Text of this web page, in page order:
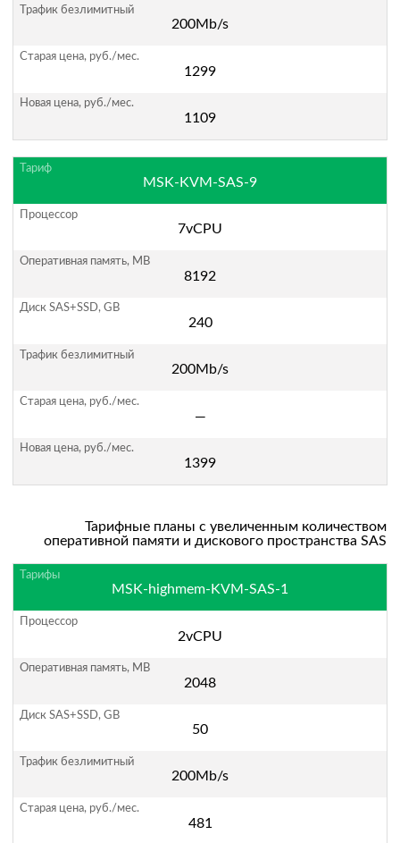
200Mb/s
1299
1109
MSK-KVM-SAS-9
7vCPU
8192
240
200Mb/s
—
1399
Тарифные планы с увеличенным количеством
оперативной памяти и дискового пространства SAS
MSK-highmem-KVM-SAS-1
2vCPU
2048
50
200Mb/s
481